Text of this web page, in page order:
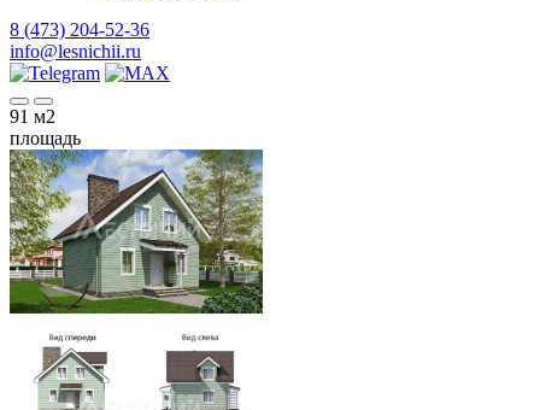
8 (473) 204-52-36
info@lesnichii.ru
91 м2
площадь